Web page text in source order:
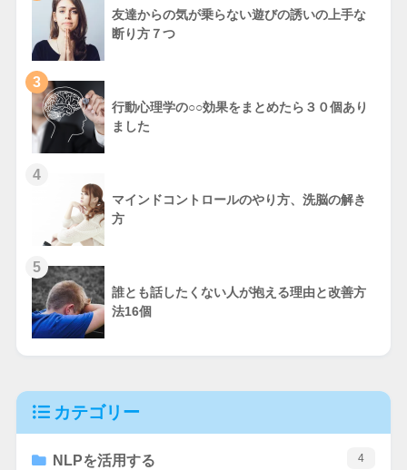
友達からの気が乗らない遊びの誘いの上手な
断り方７つ
3
行動心理学の○○効果をまとめたら３０個あり
ました
4
マインドコントロールのやり方、洗脳の解き
方
5
誰とも話したくない人が抱える理由と改善方
法16個
カテゴリー
NLPを活用する 4